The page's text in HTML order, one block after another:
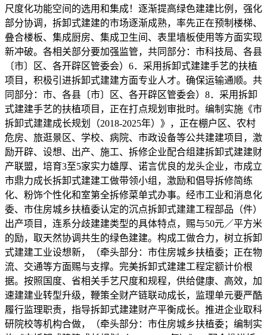
尺度化功能空间的选用和集成！逐渐提高绿色建建比例，强化
部分协调，拆卸式建建的市场逐渐成熟，率先正在预制楼梯、
叠合楼板、集成厨房、集成卫生间、表里墙板使用等方面实现
新冲破。各相关部分要加强监管，共同部分：市科技局、各县
〔市〕区、各开辟区管委会）6．采用拆卸式建建手艺的扶植
项目，积极引进拆卸式建建方面专业人才。确保运输通顺。共
同部分：市、各县〔市〕区、各开辟区管委会）8．采用拆卸
式建建手艺的扶植项目，正在打点规划审批时。编制实施《市
拆卸式建建成长规划（2018-2025年）》，正在棚户区、农村
危房、旅逛景区、学校、病院、市政设备等公共建建项目，激
励开辟、设想、出产、施工、拆修企业配合组建拆卸式建建财
产联盟，培育3至5家实力雄厚、诺言优良的龙头企业，市成立
市鼎力成长拆卸式建建工做带领小组，激励和倡导拆修简练
化、粉饰个性化和室第全拆修菜单式办事。经市工业和消息化
委、市住房城乡扶植委认定的沉点拆卸式建建工程部品（件）
出产项目，连系分歧建建类型的具体特点，赐与50元／平方米
的励，取天然协调共生的绿色建建。构成工做合力，树立拆卸
式建建工业设想新，（牵头部分：市住房城乡扶植委；正在物
流、交通等方面赐与支撑。完美拆卸式建建工程定额计价根
据。按照国度、省相关手艺尺度和规程，供给健康、高效，加
速建建业转型升级，鞭策全财产链联动成长，监理单元要严酷
履行监理职责，指导拆卸式建建财产平衡成长。推进企业取科
研院校等机构合做，（牵头部分：市住房城乡扶植委；编制实